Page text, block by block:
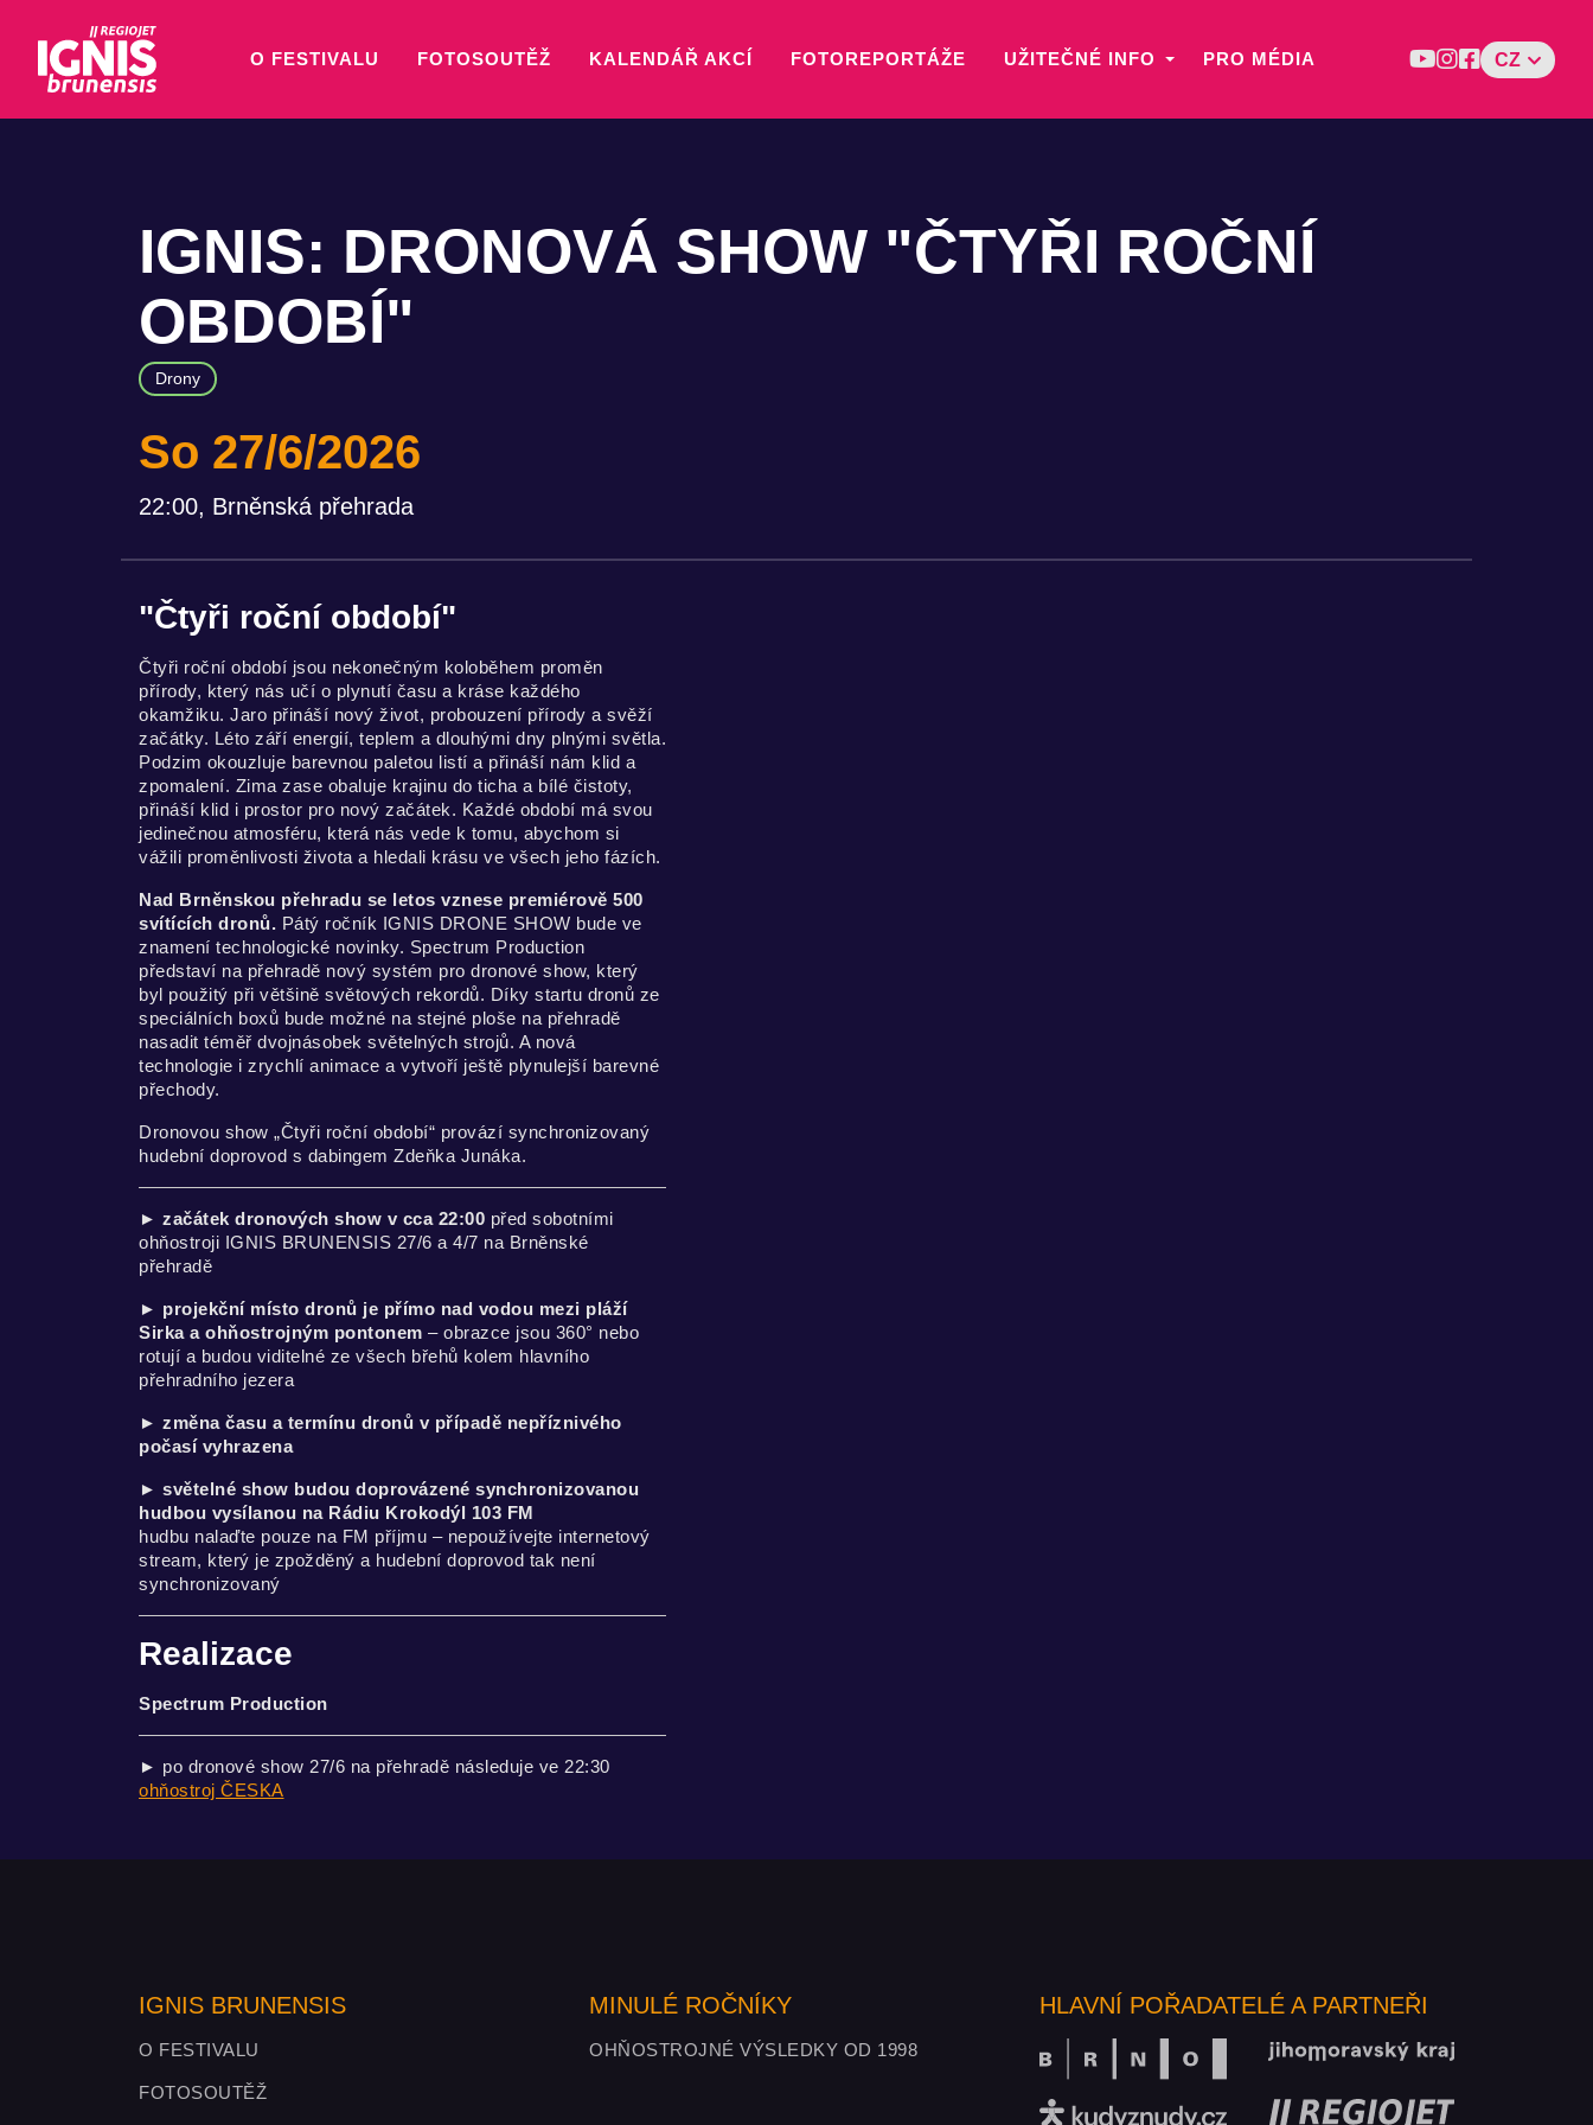
O FESTIVALU FOTOSOUTĚŽ KALENDÁŘ AKCÍ FOTOREPORTÁŽE UŽITEČNÉ INFO PRO MÉDIA CZ
IGNIS: DRONOVÁ SHOW "ČTYŘI ROČNÍ
OBDOBÍ"
Drony
So 27/6/2026
22:00, Brněnská přehrada
"Čtyři roční období"
Čtyři roční období jsou nekonečným koloběhem proměn
přírody, který nás učí o plynutí času a kráse každého
okamžiku. Jaro přináší nový život, probouzení přírody a svěží
začátky. Léto září energií, teplem a dlouhými dny plnými světla.
Podzim okouzluje barevnou paletou listí a přináší nám klid a
zpomalení. Zima zase obaluje krajinu do ticha a bílé čistoty,
přináší klid i prostor pro nový začátek. Každé období má svou
jedinečnou atmosféru, která nás vede k tomu, abychom si
vážili proměnlivosti života a hledali krásu ve všech jeho fázích.
Nad Brněnskou přehradu se letos vznese premiérově 500
svítících dronů. Pátý ročník IGNIS DRONE SHOW bude ve
znamení technologické novinky. Spectrum Production
představí na přehradě nový systém pro dronové show, který
byl použitý při většině světových rekordů. Díky startu dronů ze
speciálních boxů bude možné na stejné ploše na přehradě
nasadit téměř dvojnásobek světelných strojů. A nová
technologie i zrychlí animace a vytvoří ještě plynulejší barevné
přechody.
Dronovou show „Čtyři roční období“ provází synchronizovaný
hudební doprovod s dabingem Zdeňka Junáka.
► začátek dronových show v cca 22:00 před sobotními
ohňostroji IGNIS BRUNENSIS 27/6 a 4/7 na Brněnské
přehradě
► projekční místo dronů je přímo nad vodou mezi pláží
Sirka a ohňostrojným pontonem – obrazce jsou 360° nebo
rotují a budou viditelné ze všech břehů kolem hlavního
přehradního jezera
► změna času a termínu dronů v případě nepříznivého
počasí vyhrazena
► světelné show budou doprovázené synchronizovanou
hudbou vysílanou na Rádiu Krokodýl 103 FM
hudbu nalaďte pouze na FM příjmu – nepoužívejte internetový
stream, který je zpožděný a hudební doprovod tak není
synchronizovaný
Realizace
Spectrum Production
► po dronové show 27/6 na přehradě následuje ve 22:30
ohňostroj ČESKA
IGNIS BRUNENSIS
O FESTIVALU
FOTOSOUTĚŽ
MINULÉ ROČNÍKY
OHŇOSTROJNÉ VÝSLEDKY OD 1998
HLAVNÍ POŘADATELÉ A PARTNEŘI